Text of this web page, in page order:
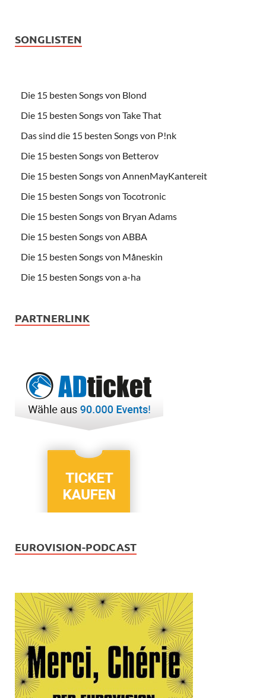
SONGLISTEN
Die 15 besten Songs von Blond
Die 15 besten Songs von Take That
Das sind die 15 besten Songs von P!nk
Die 15 besten Songs von Betterov
Die 15 besten Songs von AnnenMayKantereit
Die 15 besten Songs von Tocotronic
Die 15 besten Songs von Bryan Adams
Die 15 besten Songs von ABBA
Die 15 besten Songs von Måneskin
Die 15 besten Songs von a-ha
PARTNERLINK
EUROVISION-PODCAST